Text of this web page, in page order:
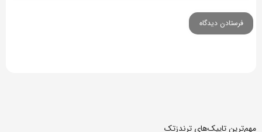
مهم‌ترین تاپیک‌های ترندزتک